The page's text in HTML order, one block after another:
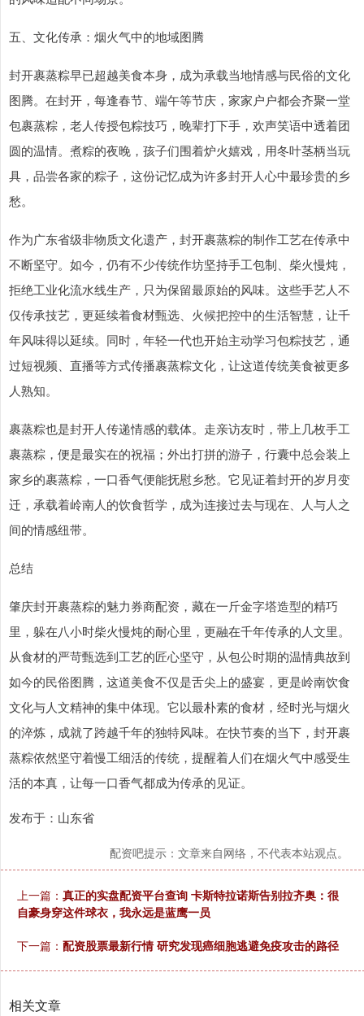
五、文化传承：烟火气中的地域图腾
封开裹蒸粽早已超越美食本身，成为承载当地情感与民俗的文化
图腾。在封开，每逢春节、端午等节庆，家家户户都会齐聚一堂
包裹蒸粽，老人传授包粽技巧，晚辈打下手，欢声笑语中透着团
圆的温情。煮粽的夜晚，孩子们围着炉火嬉戏，用冬叶茎柄当玩
具，品尝各家的粽子，这份记忆成为许多封开人心中最珍贵的乡
愁。
作为广东省级非物质文化遗产，封开裹蒸粽的制作工艺在传承中
不断坚守。如今，仍有不少传统作坊坚持手工包制、柴火慢炖，
拒绝工业化流水线生产，只为保留最原始的风味。这些手艺人不
仅传承技艺，更延续着食材甄选、火候把控中的生活智慧，让千
年风味得以延续。同时，年轻一代也开始主动学习包粽技艺，通
过短视频、直播等方式传播裹蒸粽文化，让这道传统美食被更多
人熟知。
裹蒸粽也是封开人传递情感的载体。走亲访友时，带上几枚手工
裹蒸粽，便是最实在的祝福；外出打拼的游子，行囊中总会装上
家乡的裹蒸粽，一口香气便能抚慰乡愁。它见证着封开的岁月变
迁，承载着岭南人的饮食哲学，成为连接过去与现在、人与人之
间的情感纽带。
总结
肇庆封开裹蒸粽的魅力券商配资，藏在一斤金字塔造型的精巧
里，躲在八小时柴火慢炖的耐心里，更融在千年传承的人文里。
从食材的严苛甄选到工艺的匠心坚守，从包公时期的温情典故到
如今的民俗图腾，这道美食不仅是舌尖上的盛宴，更是岭南饮食
文化与人文精神的集中体现。它以最朴素的食材，经时光与烟火
的淬炼，成就了跨越千年的独特风味。在快节奏的当下，封开裹
蒸粽依然坚守着慢工细活的传统，提醒着人们在烟火气中感受生
活的本真，让每一口香气都成为传承的见证。
发布于：山东省
配资吧提示：文章来自网络，不代表本站观点。
上一篇： 真正的实盘配资平台查询 卡斯特拉诺斯告别拉齐奥：很
自豪身穿这件球衣，我永远是蓝鹰一员
下一篇： 配资股票最新行情 研究发现癌细胞逃避免疫攻击的路径
相关文章